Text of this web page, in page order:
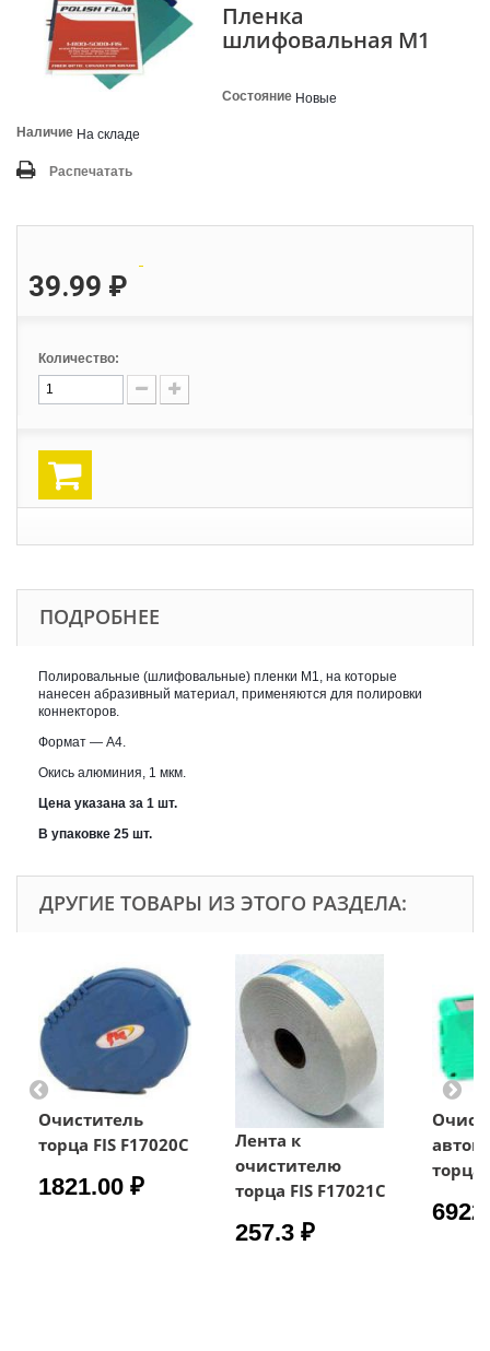
Пленка
шлифовальная М1
Состояние Новые
Наличие На складе
Распечатать
39.99 ₽
Количество:
ПОДРОБНЕЕ
Полировальные (шлифовальные) пленки М1, на которые
нанесен абразивный материал, применяются для полировки
коннекторов.
Формат — А4.
Окись алюминия, 1 мкм.
Цена указана за 1 шт.
В упаковке 25 шт.
ДРУГИЕ ТОВАРЫ ИЗ ЭТОГО РАЗДЕЛА:
Очиститель
торца FIS F17020C
1821.00 ₽
Лента к
очистителю
торца FIS F17021C
257.3 ₽
торца